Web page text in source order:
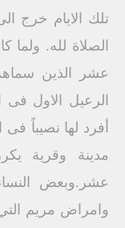
تلك الايام خرج
الصلاة لله. ولما
الرعيل الاول فى
أفرد لها نصيباً
مدينة وقرية
عشر.وبعض
وامراض مريم